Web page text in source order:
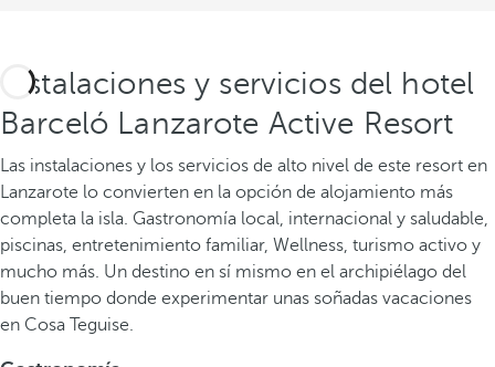
Instalaciones y servicios del hotel
Barceló Lanzarote Active Resort
Las instalaciones y los servicios de alto nivel de este resort en
Lanzarote lo convierten en la opción de alojamiento más
completa la isla. Gastronomía local, internacional y saludable,
piscinas, entretenimiento familiar, Wellness, turismo activo y
mucho más. Un destino en sí mismo en el archipiélago del
buen tiempo donde experimentar unas soñadas vacaciones
en Cosa Teguise.